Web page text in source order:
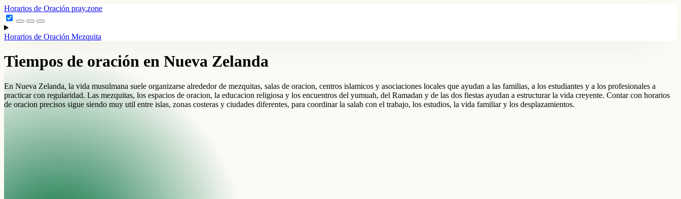
Horarios de Oración pray.zone
Horarios de Oración Mezquita
Tiempos de oración en Nueva Zelanda
En Nueva Zelanda, la vida musulmana suele organizarse alrededor de mezquitas, salas de oracion, centros islamicos y asociaciones locales que ayudan a las familias, a los estudiantes y a los profesionales a
practicar con regularidad. Las mezquitas, los espacios de oracion, la educacion religiosa y los encuentros del yumuah, del Ramadan y de las dos fiestas ayudan a estructurar la vida creyente. Contar con horarios
de oracion precisos sigue siendo muy util entre islas, zonas costeras y ciudades diferentes, para coordinar la salah con el trabajo, los estudios, la vida familiar y los desplazamientos.